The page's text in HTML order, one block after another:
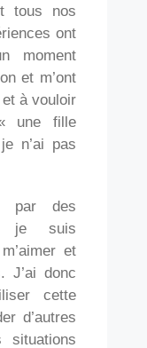
tous nos
ont
moment
et m’ont
à vouloir
une fille
n’ai pas
par des
je suis
et
J’ai donc
cette
d’autres
situations